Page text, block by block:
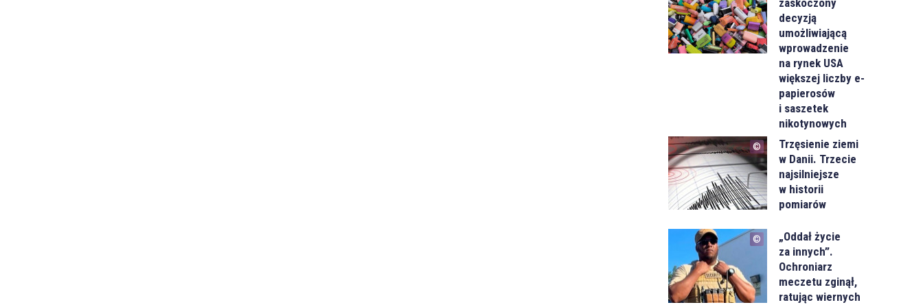
decyzją
umożliwiającą
wprowadzenie
na rynek USA
większej liczby e-
papierosów
i saszetek
nikotynowych
Trzęsienie ziemi
w Danii. Trzecie
najsilniejsze
w historii
pomiarów
„Oddał życie
za innych”.
Ochroniarz
meczetu zginął,
ratując wiernych